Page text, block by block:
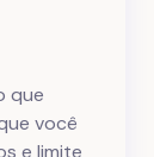
que
você
e limite